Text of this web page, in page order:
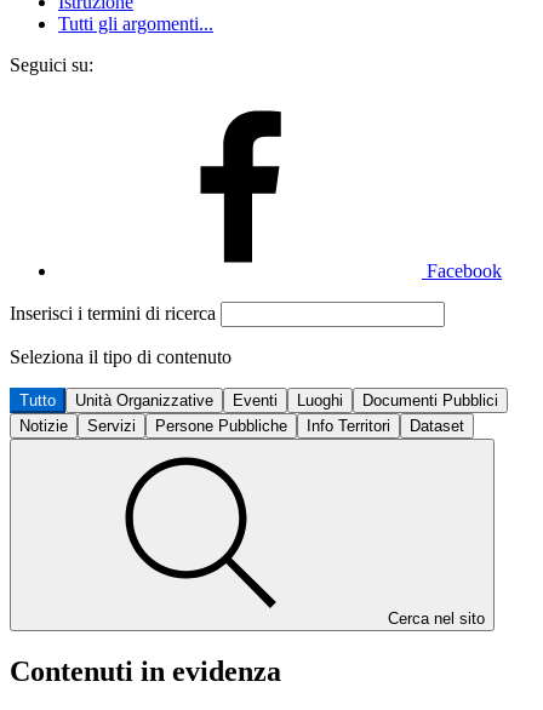
Tutti gli argomenti...
Seguici su:
Facebook
Inserisci i termini di ricerca
Seleziona il tipo di contenuto
Tutto Unità Organizzative Eventi Luoghi
Documenti Pubblici
Notizie
Servizi Persone Pubbliche Info Territori Dataset
Cerca nel sito
Contenuti in evidenza